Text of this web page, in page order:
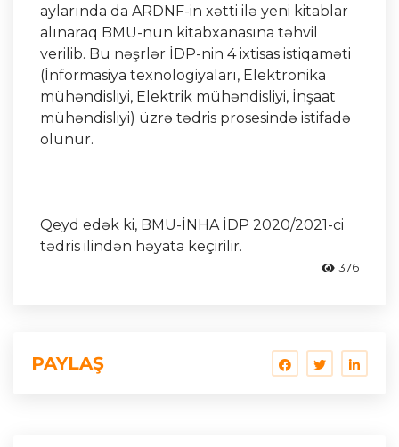
aylarında da ARDNF-in xətti ilə yeni kitablar
alınaraq BMU-nun kitabxanasına təhvil
verilib. Bu nəşrlər İDP-nin 4 ixtisas istiqaməti
(İnformasiya texnologiyaları, Elektronika
mühəndisliyi, Elektrik mühəndisliyi, İnşaat
mühəndisliyi) üzrə tədris prosesində istifadə
olunur.
Qeyd edək ki, BMU-İNHA İDP 2020/2021-ci
tədris ilindən həyata keçirilir.
376
PAYLAŞ